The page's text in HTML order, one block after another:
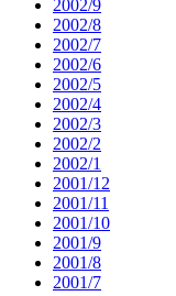
2002/9
2002/8
2002/7
2002/6
2002/5
2002/4
2002/3
2002/2
2002/1
2001/12
2001/11
2001/10
2001/9
2001/8
2001/7